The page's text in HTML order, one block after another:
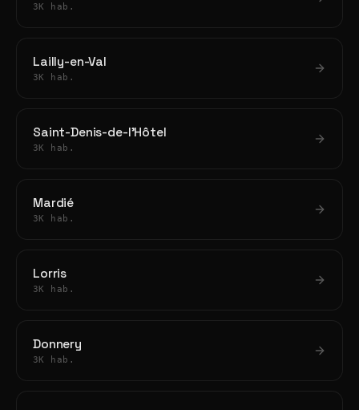
3K hab.
Lailly-en-Val
3K hab.
Saint-Denis-de-l'Hôtel
3K hab.
Mardié
3K hab.
Lorris
3K hab.
Donnery
3K hab.